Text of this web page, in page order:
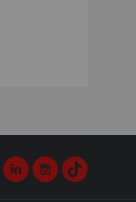
LinkedinInstagram
TikTok